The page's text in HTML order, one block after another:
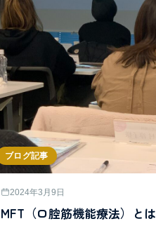
ブログ記事
2024年3月9日
MFT（口腔筋機能療法）とは